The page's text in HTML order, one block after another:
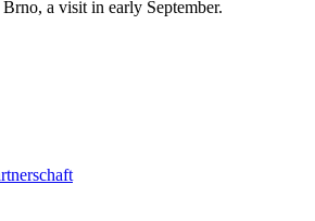
a visit in early September.